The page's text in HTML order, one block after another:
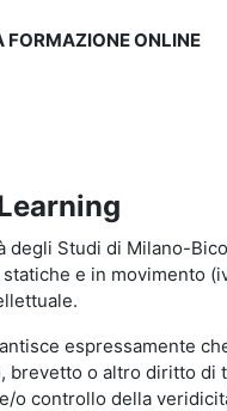
FORMAZIONE ONLINE
Studi di Milano-
e in
espressamente
o altro diritto
o controllo della